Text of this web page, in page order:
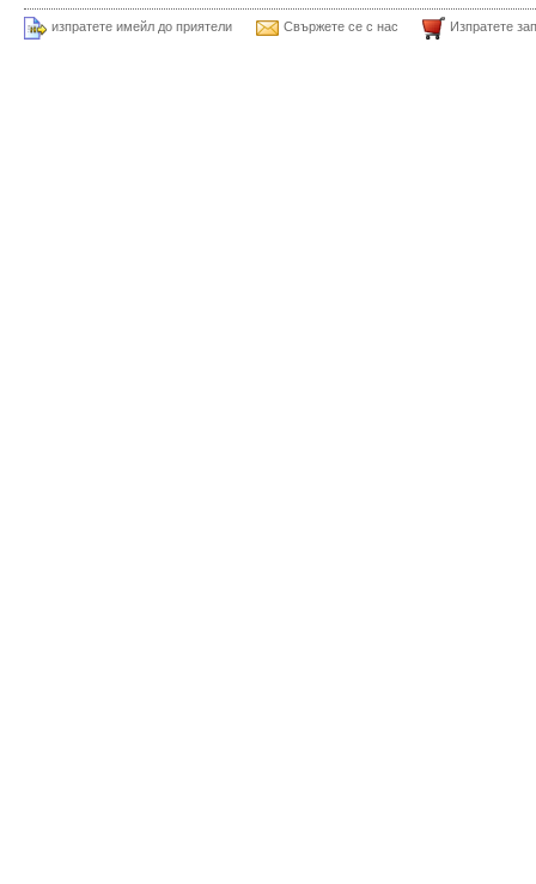
изпратете имейл до приятели Свържете се с нас Изпратете